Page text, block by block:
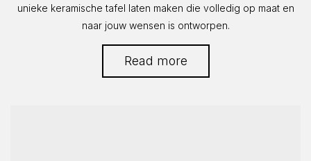
unieke keramische tafel laten maken die volledig op maat en
naar jouw wensen is ontworpen.
Read more